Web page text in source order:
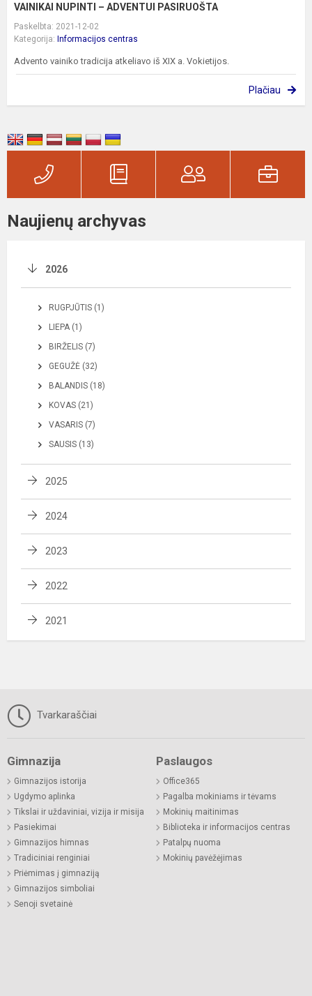
VAINIKAI NUPINTI – ADVENTUI PASIRUOŠTA
Paskelbta: 2021-12-02
Kategorija: Informacijos centras
Advento vainiko tradicija atkeliavo iš XIX a. Vokietijos.
Plačiau
Naujienų archyvas
2026
RUGPJŪTIS (1)
LIEPA (1)
BIRŽELIS (7)
GEGUŽĖ (32)
BALANDIS (18)
KOVAS (21)
VASARIS (7)
SAUSIS (13)
2025
2024
2023
2022
2021
Tvarkaraščiai
Gimnazija
Gimnazijos istorija
Ugdymo aplinka
Tikslai ir uždaviniai, vizija ir misija
Pasiekimai
Gimnazijos himnas
Tradiciniai renginiai
Priėmimas į gimnaziją
Gimnazijos simboliai
Senoji svetainė
Paslaugos
Office365
Pagalba mokiniams ir tėvams
Mokinių maitinimas
Biblioteka ir informacijos centras
Patalpų nuoma
Mokinių pavėžėjimas